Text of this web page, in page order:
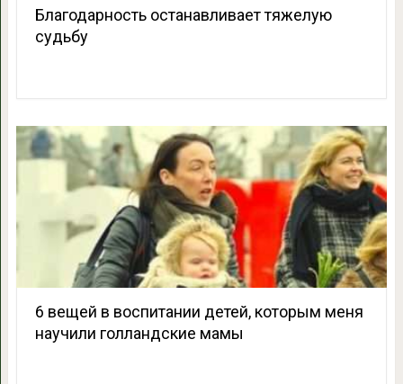
Благодарность останавливает тяжелую
судьбу
6 вещей в воспитании детей, которым меня
научили голландские мамы